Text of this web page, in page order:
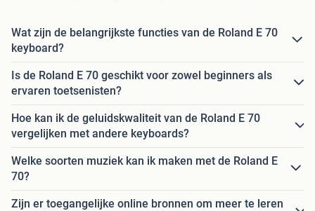
Wat zijn de belangrijkste functies van de Roland E 70
keyboard?
Is de Roland E 70 geschikt voor zowel beginners als
ervaren toetsenisten?
Hoe kan ik de geluidskwaliteit van de Roland E 70
vergelijken met andere keyboards?
Welke soorten muziek kan ik maken met de Roland E
70?
Zijn er toegangelijke online bronnen om meer te leren